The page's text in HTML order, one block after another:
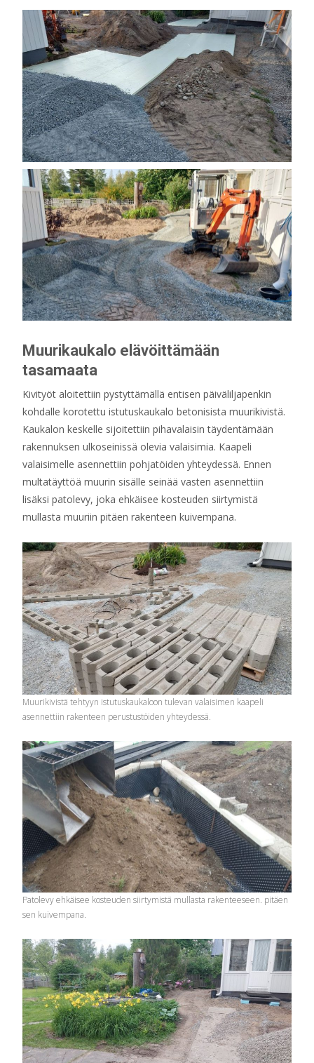
Muurikaukalo elävöittämään
tasamaata
Kivityöt aloitettiin pystyttämällä entisen päiväliljapenkin
kohdalle korotettu istutuskaukalo betonisista muurikivistä.
Kaukalon keskelle sijoitettiin pihavalaisin täydentämään
rakennuksen ulkoseinissä olevia valaisimia. Kaapeli
valaisimelle asennettiin pohjatöiden yhteydessä. Ennen
multatäyttöä muurin sisälle seinää vasten asennettiin
lisäksi patolevy, joka ehkäisee kosteuden siirtymistä
mullasta muuriin pitäen rakenteen kuivempana.
Muurikivistä tehtyyn istutuskaukaloon tulevan valaisimen kaapeli
asennettiin rakenteen perustustöiden yhteydessä.
Patolevy ehkäisee kosteuden siirtymistä mullasta rakenteeseen. pitäen
sen kuivempana.